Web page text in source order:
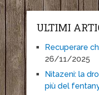
ULTIMI
Recuperare
26/11/2025
Nitazeni: la
più del